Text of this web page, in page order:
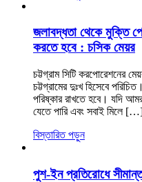
জলাবদ্ধতা থেকে মুক্তি
করতে হবে : চসিক মেয়র
চট্টগ্রাম সিটি করপোরেশনের
চট্টগ্রামের দুঃখ হিসেবে
পরিষ্কার রাখতে হবে। যদি
যেতে পারি এবং সবাই মিলে
বিস্তারিত পড়ুন
পুশ-ইন প্রতিরোধে